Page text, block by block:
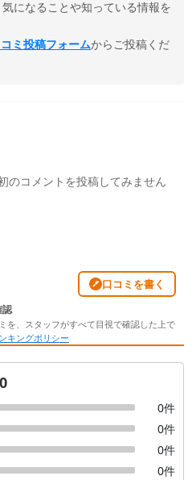
になることや知っている情報を
ミ投稿フォームからご投稿くだ
のコメントを投稿してみません
口コミを書く
認
を、スタッフがすべて目視で確認した上で
キングポリシー
0
0件
0件
0件
0件